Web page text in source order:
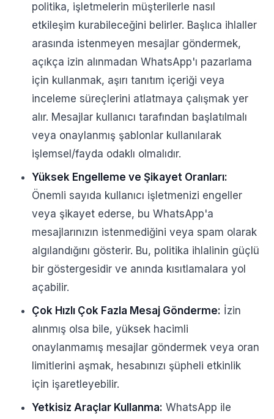
politika, işletmelerin müşterilerle nasıl
etkileşim kurabileceğini belirler. Başlıca ihlaller
arasında istenmeyen mesajlar göndermek,
açıkça izin alınmadan WhatsApp'ı pazarlama
için kullanmak, aşırı tanıtım içeriği veya
inceleme süreçlerini atlatmaya çalışmak yer
alır. Mesajlar kullanıcı tarafından başlatılmalı
veya onaylanmış şablonlar kullanılarak
işlemsel/fayda odaklı olmalıdır.
Yüksek Engelleme ve Şikayet Oranları:
Önemli sayıda kullanıcı işletmenizi engeller
veya şikayet ederse, bu WhatsApp'a
mesajlarınızın istenmediğini veya spam olarak
algılandığını gösterir. Bu, politika ihlalinin güçlü
bir göstergesidir ve anında kısıtlamalara yol
açabilir.
Çok Hızlı Çok Fazla Mesaj Gönderme: İzin
alınmış olsa bile, yüksek hacimli
onaylanmamış mesajlar göndermek veya oran
limitlerini aşmak, hesabınızı şüpheli etkinlik
için işaretleyebilir.
Yetkisiz Araçlar Kullanma: WhatsApp ile